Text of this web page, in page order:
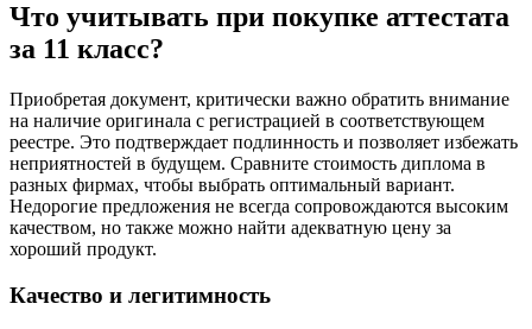
Что учитывать при покупке аттестата
за 11 класс?
Приобретая документ, критически важно обратить внимание
на наличие оригинала с регистрацией в соответствующем
реестре. Это подтверждает подлинность и позволяет избежать
неприятностей в будущем. Сравните стоимость диплома в
разных фирмах, чтобы выбрать оптимальный вариант.
Недорогие предложения не всегда сопровождаются высоким
качеством, но также можно найти адекватную цену за
хороший продукт.
Качество и легитимность